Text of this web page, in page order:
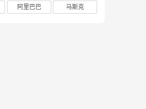
阿里巴巴 马斯克